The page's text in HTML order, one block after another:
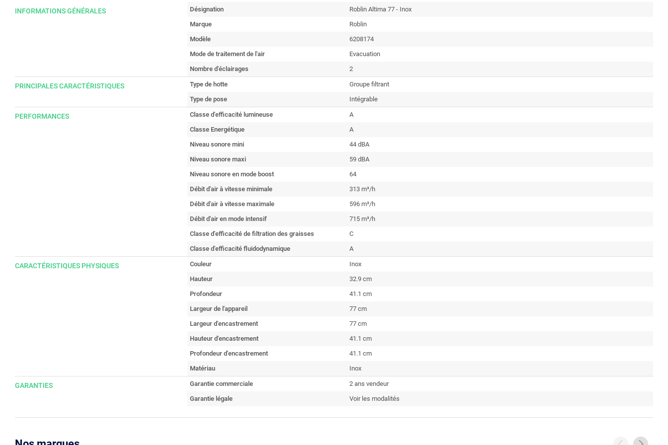
INFORMATIONS GÉNÉRALES Désignation
Roblin Altima 77 - Inox
Marque
Roblin
Modèle
6208174
Mode de traitement de l'air
Evacuation
Nombre d'éclairages
2
PRINCIPALES CARACTÉRISTIQUES Type de hotte
Groupe filtrant
Type de pose
Intégrable
PERFORMANCES Classe d'efficacité lumineuse
A
Classe Energétique
A
Niveau sonore mini
44 dBA
Niveau sonore maxi
59 dBA
Niveau sonore en mode boost
64
Débit d'air à vitesse minimale
313 m³/h
Débit d'air à vitesse maximale
596 m³/h
Débit d'air en mode intensif
715 m³/h
Classe d'efficacité de filtration des graisses
C
Classe d'efficacité fluidodynamique
A
CARACTÉRISTIQUES PHYSIQUES Couleur
Inox
Hauteur
32.9 cm
Profondeur
41.1 cm
Largeur de l'appareil
77 cm
Largeur d'encastrement
77 cm
Hauteur d'encastrement
41.1 cm
Profondeur d'encastrement
41.1 cm
Matériau
Inox
GARANTIES Garantie commerciale
2 ans vendeur
Garantie légale
Voir les modalités